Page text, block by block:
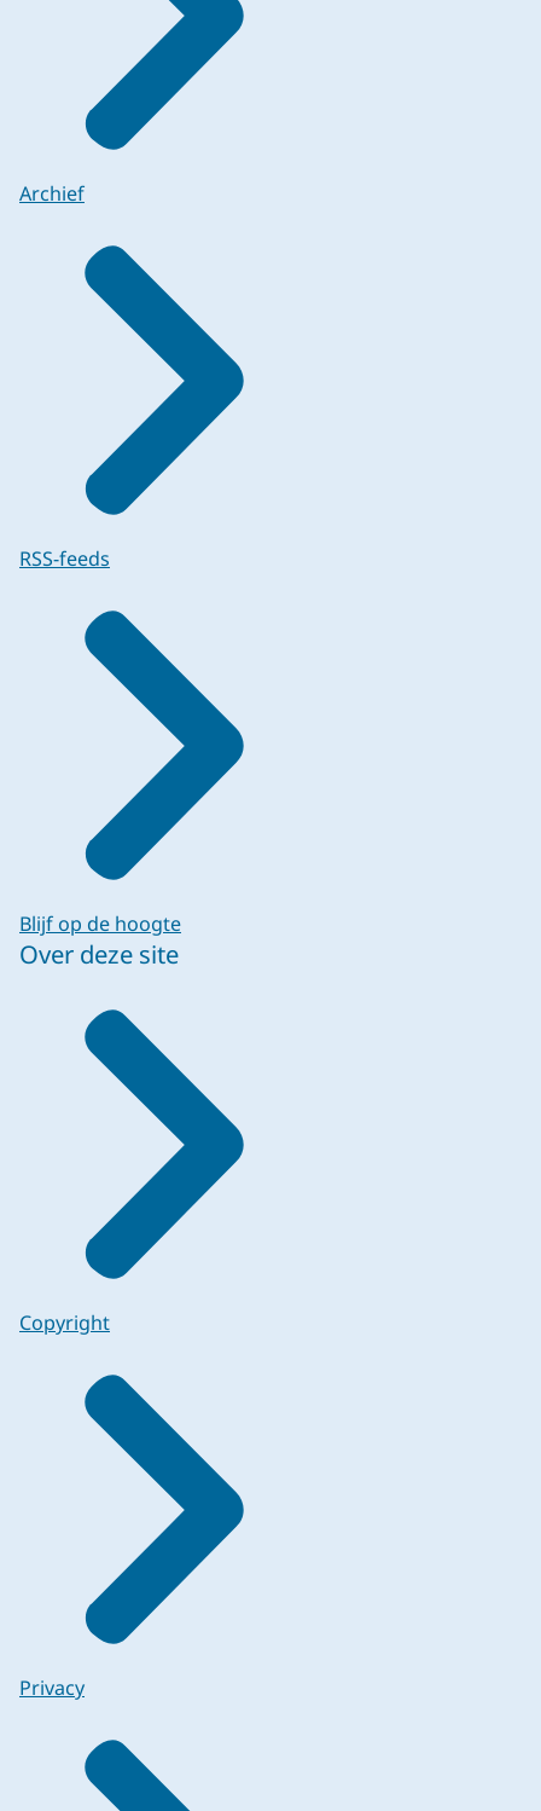
Archief
RSS-feeds
Blijf op de hoogte
Over deze site
Copyright
Privacy